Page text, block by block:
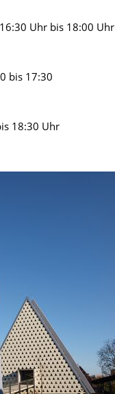
Uhr bis 18:00 Uhr
bis 17:30
18:30 Uhr